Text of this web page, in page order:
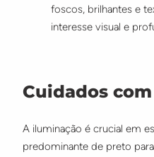
foscos, brilhantes e
interesse visual e
Cuidados
A iluminação é crucial em
predominante de preto